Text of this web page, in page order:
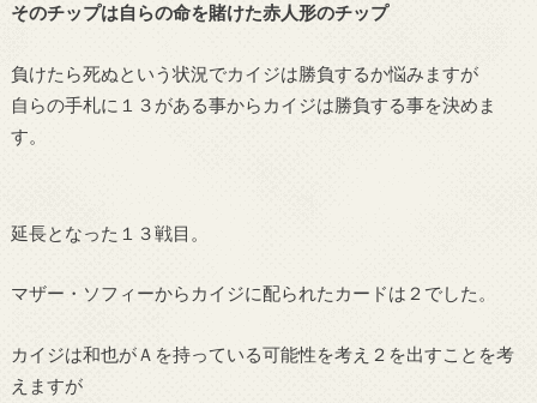
そのチップは自らの命を賭けた赤人形のチップ
負けたら死ぬという状況でカイジは勝負するか悩みますが
自らの手札に１３がある事からカイジは勝負する事を決めま
す。
延長となった１３戦目。
マザー・ソフィーからカイジに配られたカードは２でした。
カイジは和也がＡを持っている可能性を考え２を出すことを考
えますが